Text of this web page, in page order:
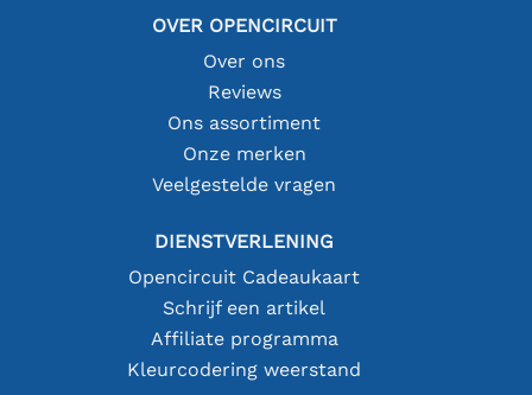
OVER OPENCIRCUIT
Over ons
Reviews
Ons assortiment
Onze merken
Veelgestelde vragen
DIENSTVERLENING
Opencircuit Cadeaukaart
Schrijf een artikel
Affiliate programma
Kleurcodering weerstand